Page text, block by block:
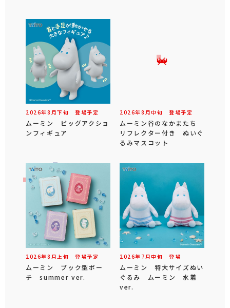
2026年8 月下旬 登場予定
ムーミン ビッグアクショ
ンフィギュア
2026年8 月中旬 登場予定
ムーミン谷のなかまたち
リフレクター付き ぬいぐ
るみマスコット
2026年8 月 上旬 登場予定
ムーミン ブック型ポー
チ summer ver.
2026年 7 月中旬 登場
ムーミン 特大サイズぬい
ぐるみ ムーミン 水着
ver.